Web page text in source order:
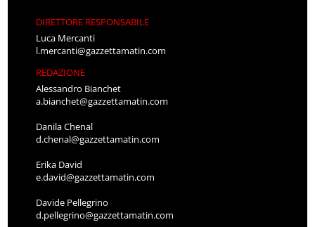
DIRETTORE RESPONSABILE
Luca Mercanti
l.mercanti@gazzettamatin.com
REDAZIONE
Alessandro Bianchet
a.bianchet@gazzettamatin.com
Danila Chenal
d.chenal@gazzettamatin.com
Erika David
e.david@gazzettamatin.com
Davide Pellegrino
d.pellegrino@gazzettamatin.com